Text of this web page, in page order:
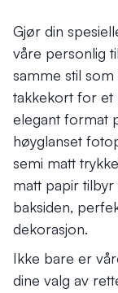
Gjør din
våre personlig
samme stil
takkekort for et
elegant format
høyglanset
semi matt
matt papir
baksiden,
dekorasjon.
Ikke bare er
dine valg av